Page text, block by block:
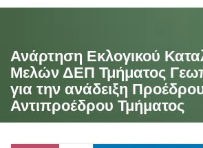
Ανάρτηση Εκλογικού
Μελών ΔΕΠ Τμήματος
για την ανάδειξη
Αντιπροέδρου Τμήματος